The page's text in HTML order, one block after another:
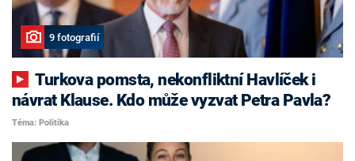
9 fotografií
Turkova pomsta, nekonfliktní Havlíček i
návrat Klause. Kdo může vyzvat Petra Pavla?
Téma: Politika